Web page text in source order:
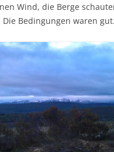
Wind, die Berge
Bedingungen waren gut.